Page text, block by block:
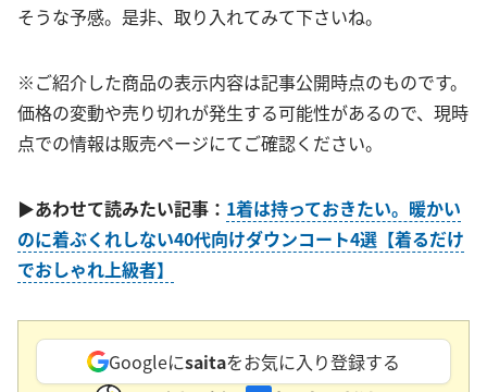
そうな予感。是非、取り入れてみて下さいね。
※ご紹介した商品の表示内容は記事公開時点のものです。
価格の変動や売り切れが発生する可能性があるので、現時
点での情報は販売ページにてご確認ください。
▶あわせて読みたい記事： 1着は持っておきたい。暖かい
のに着ぶくれしない40代向けダウンコート4選【着るだけ
でおしゃれ上級者】
Googleにsaitaをお気に入り登録する